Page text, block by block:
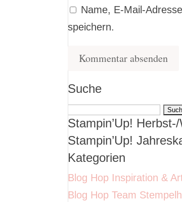
Name, E-Mail-
speichern.
Suche
Suchen
nach:
Stampin’Up!
Stampin’Up!
Kategorien
Blog Hop Inspiration &
Blog Hop Team